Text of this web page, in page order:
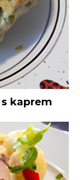
kaprem